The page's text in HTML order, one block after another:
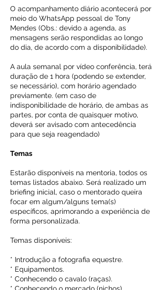
O acompanhamento diário acontecerá por
meio do WhatsApp pessoal de Tony
Mendes (Obs.: devido a agenda, as
mensagens serão respondidas ao longo
do dia, de acordo com a disponibilidade).
A aula semanal por vídeo conferência, terá
duração de 1 hora (podendo se extender,
se necessário), com horário agendado
previamente. (em caso de
indisponibilidade de horário, de ambas as
partes, por conta de quaisquer motivo,
deverá ser avisado com antecedência
para que seja reagendado)
Temas
Estarão disponíveis na mentoria, todos os
temas listados abaixo. Será realizado um
briefing inicial, caso o mentorado queira
focar em algum/alguns tema(s)
específicos, aprimorando a experiência de
forma personalizada.
Temas disponíveis:
* Introdução a fotografia equestre.
* Equipamentos.
* Conhecendo o cavalo (raças).